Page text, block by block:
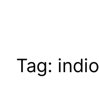
Tag: indio